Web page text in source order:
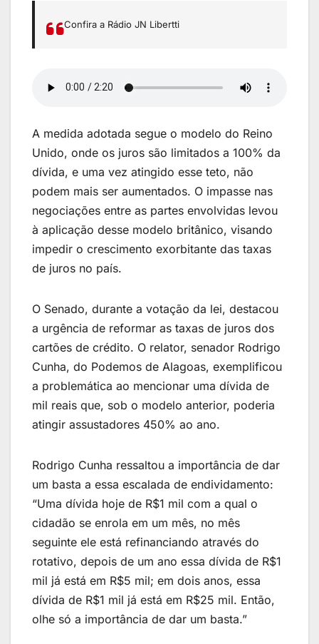
Confira a Rádio JN Libertti
A medida adotada segue o modelo do Reino
Unido, onde os juros são limitados a 100% da
dívida, e uma vez atingido esse teto, não
podem mais ser aumentados. O impasse nas
negociações entre as partes envolvidas levou
à aplicação desse modelo britânico, visando
impedir o crescimento exorbitante das taxas
de juros no país.
O Senado, durante a votação da lei, destacou
a urgência de reformar as taxas de juros dos
cartões de crédito. O relator, senador Rodrigo
Cunha, do Podemos de Alagoas, exemplificou
a problemática ao mencionar uma dívida de
mil reais que, sob o modelo anterior, poderia
atingir assustadores 450% ao ano.
Rodrigo Cunha ressaltou a importância de dar
um basta a essa escalada de endividamento:
“Uma dívida hoje de R$1 mil com a qual o
cidadão se enrola em um mês, no mês
seguinte ele está refinanciando através do
rotativo, depois de um ano essa dívida de R$1
mil já está em R$5 mil; em dois anos, essa
dívida de R$1 mil já está em R$25 mil. Então,
olhe só a importância de dar um basta.”